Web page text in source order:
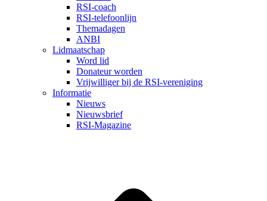
RSI-coach
RSI-telefoonlijn
Themadagen
ANBI
Lidmaatschap
Word lid
Donateur worden
Vrijwilliger bij de RSI-vereniging
Informatie
Nieuws
Nieuwsbrief
RSI-Magazine